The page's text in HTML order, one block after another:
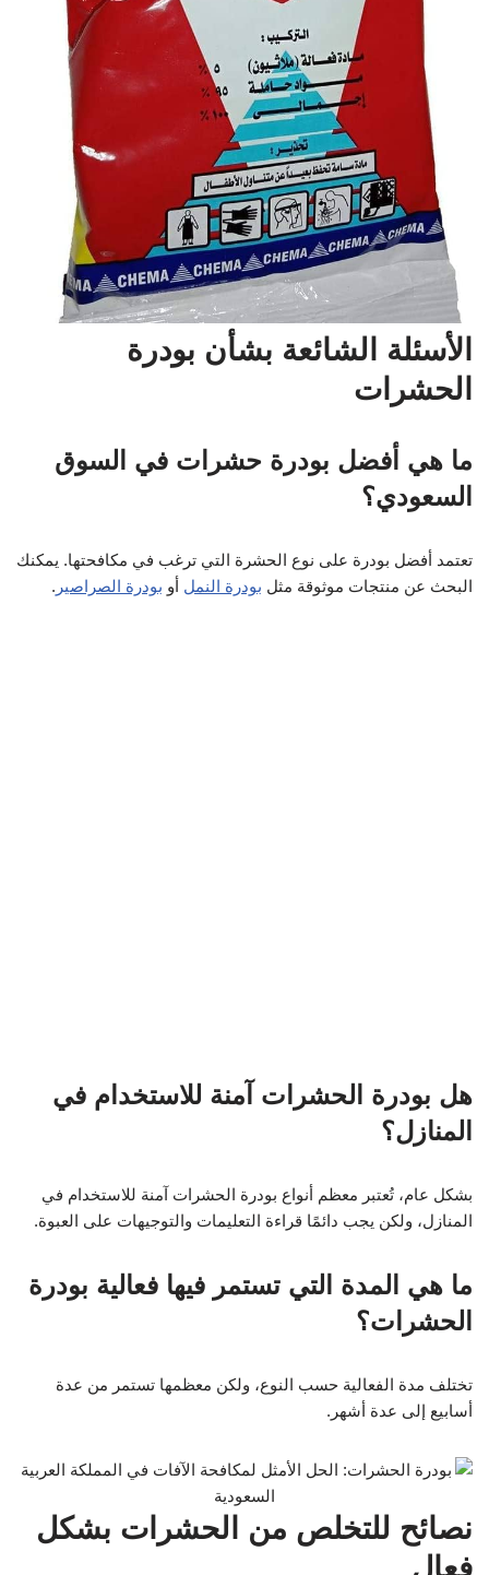
الأسئلة الشائعة بشأن بودرة
الحشرات
ما هي أفضل بودرة حشرات في السوق
السعودي؟
تعتمد أفضل بودرة على نوع الحشرة التي ترغب في مكافحتها. يمكنك
البحث عن منتجات موثوقة مثل بودرة النمل أو بودرة الصراصير .
هل بودرة الحشرات آمنة للاستخدام في
المنازل؟
بشكل عام، تُعتبر معظم أنواع بودرة الحشرات آمنة للاستخدام في
المنازل، ولكن يجب دائمًا قراءة التعليمات والتوجيهات على العبوة.
ما هي المدة التي تستمر فيها فعالية بودرة
الحشرات؟
تختلف مدة الفعالية حسب النوع، ولكن معظمها تستمر من عدة
أسابيع إلى عدة أشهر.
نصائح للتخلص من الحشرات بشكل